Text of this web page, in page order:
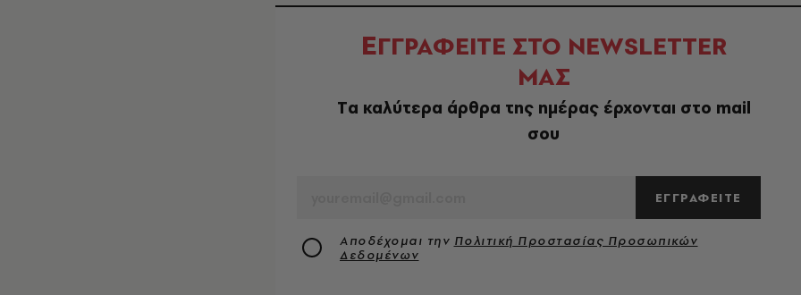
ΕΓΓΡΑΦΕΙΤΕ ΣΤΟ NEWSLETTER
ΜΑΣ
Tα καλύτερα άρθρα της ημέρας έρχονται στο mail
σου
ΕΓΓΡΑΦΕΙΤΕ
Αποδέχομαι την Πολιτική Προστασίας Προσωπικών
Δεδομένων